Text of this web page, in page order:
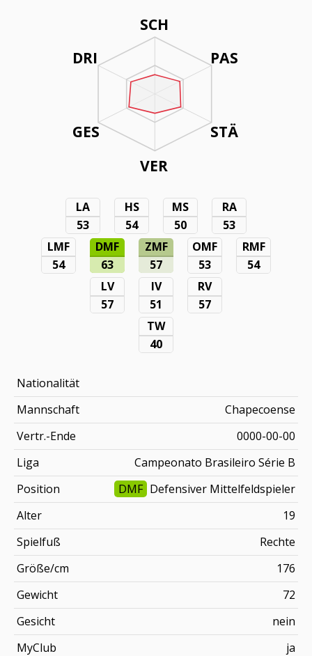
SCH
PAS
STÄ
VER
DRI
GES
LA
53
HS
54
MS
50
RA
53
LMF
54
DMF
63
ZMF
57
OMF
53
RMF
54
LV
57
IV
51
RV
57
TW
40
Nationalität
Mannschaft
Chapecoense
Vertr.-Ende
0000-00-00
Liga
Campeonato Brasileiro Série B
Position
DMF Defensiver Mittelfeldspieler
Alter
19
Spielfuß
Rechte
Größe/cm
176
Gewicht
72
Gesicht
nein
MyClub
ja